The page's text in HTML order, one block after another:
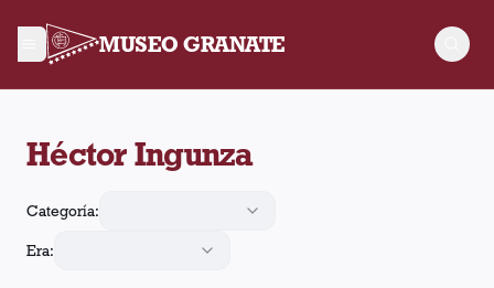
MUSEO GRANATE
Héctor Ingunza
Categoría:
Era: